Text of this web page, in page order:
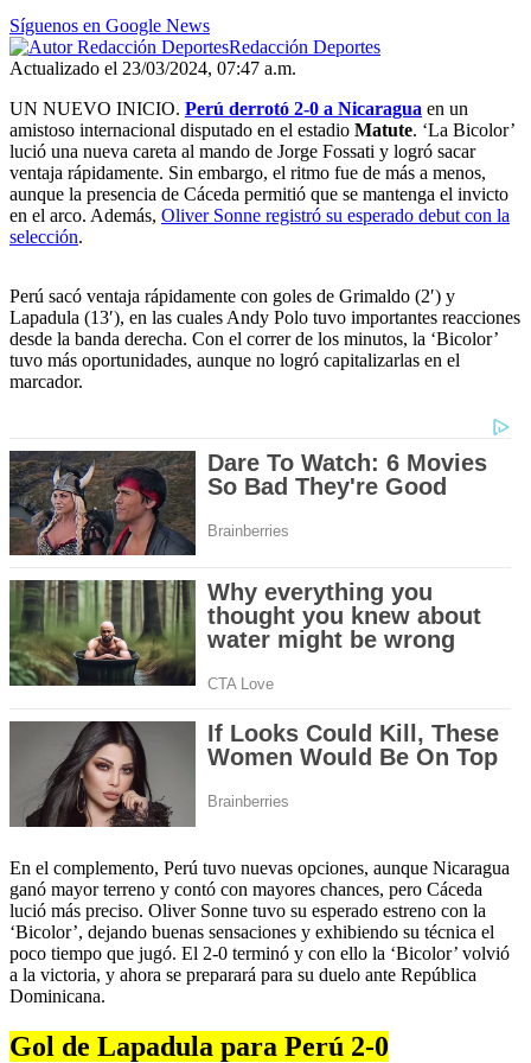
Síguenos en Google News
Redacción Deportes
Actualizado el 23/03/2024, 07:47 a.m.
UN NUEVO INICIO. Perú derrotó 2-0 a Nicaragua en un
amistoso internacional disputado en el estadio Matute. ‘La Bicolor’
lució una nueva careta al mando de Jorge Fossati y logró sacar
ventaja rápidamente. Sin embargo, el ritmo fue de más a menos,
aunque la presencia de Cáceda permitió que se mantenga el invicto
en el arco. Además, Oliver Sonne registró su esperado debut con la
selección.
Perú sacó ventaja rápidamente con goles de Grimaldo (2′) y
Lapadula (13′), en las cuales Andy Polo tuvo importantes reacciones
desde la banda derecha. Con el correr de los minutos, la ‘Bicolor’
tuvo más oportunidades, aunque no logró capitalizarlas en el
marcador.
En el complemento, Perú tuvo nuevas opciones, aunque Nicaragua
ganó mayor terreno y contó con mayores chances, pero Cáceda
lució más preciso. Oliver Sonne tuvo su esperado estreno con la
‘Bicolor’, dejando buenas sensaciones y exhibiendo su técnica el
poco tiempo que jugó. El 2-0 terminó y con ello la ‘Bicolor’ volvió
a la victoria, y ahora se preparará para su duelo ante República
Dominicana.
Gol de Lapadula para Perú 2-0